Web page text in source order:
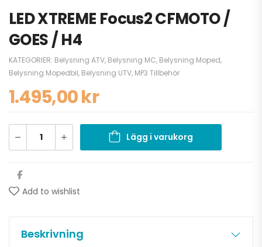
LED XTREME Focus2 CFMOTO /
GOES / H4
KATEGORIER: Belysning ATV, Belysning MC, Belysning Moped,
Belysning Mopedbil, Belysning UTV, MP3 Tillbehör
1.495,00kr
Lägg i varukorg
Add to wishlist
Beskrivning